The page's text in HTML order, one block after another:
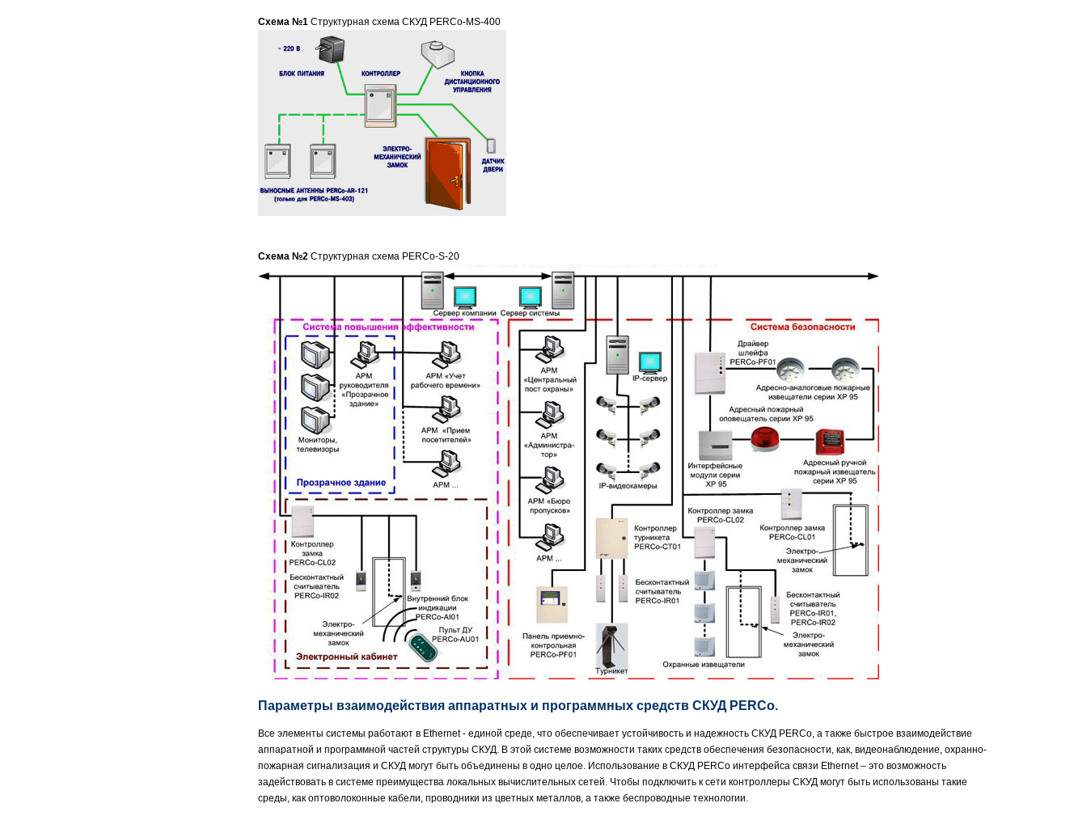
Схема №1 Структурная схема СКУД PERCo-MS-400
Схема №2 Структурная схема PERCo-S-20
Параметры взаимодействия аппаратных и программных средств СКУД PERCo.
Все элементы системы работают в Ethernet - единой среде, что обеспечивает устойчивость и надежность СКУД PERCo, а также быстрое взаимодействие
аппаратной и программной частей структуры СКУД. В этой системе возможности таких средств обеспечения безопасности, как, видеонаблюдение, охранно-
пожарная сигнализация и СКУД могут быть объединены в одно целое. Использование в СКУД PERCo интерфейса связи Ethernet – это возможность
задействовать в системе преимущества локальных вычислительных сетей. Чтобы подключить к сети контроллеры СКУД могут быть использованы такие
среды, как оптоволоконные кабели, проводники из цветных металлов, а также беспроводные технологии.